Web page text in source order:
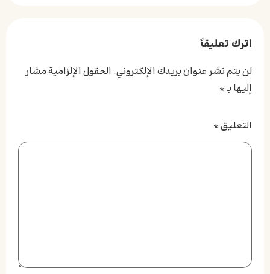
اترك تعليقاً
لن يتم نشر عنوان بريدك الإلكتروني. الحقول الإلزامية مشار
إليها بـ*
التعليق*